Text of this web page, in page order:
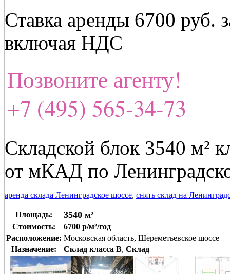
Ставка аренды 6700 руб.
включая НДС
Позвоните агенту!
+7 (495) 565-34-73
Складской блок 3540 м²
от мКАД по
аренда склада Ленинградское шоссе, снять склад на
Площадь: 3540 м²
Стоимость:
6700 р/м²/год
Расположение: Московская область, Шереметьевское шоссе
Назначение:
Склад класса B, Склад